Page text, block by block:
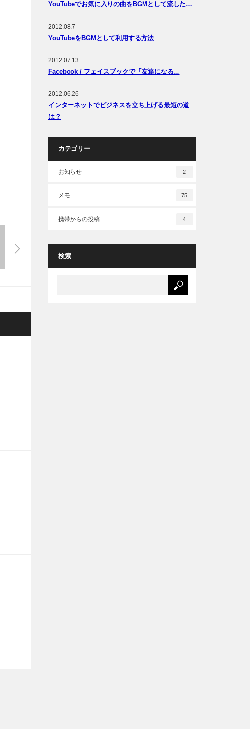
YouTubeでお気に入りの曲をBGMとして流した…
2012.08.7
YouTubeをBGMとして利用する方法
2012.07.13
Facebook / フェイスブックで「友達になる…
2012.06.26
インターネットでビジネスを立ち上げる最短の道
は？
カテゴリー
お知らせ 2
メモ 75
携帯からの投稿 4
検索